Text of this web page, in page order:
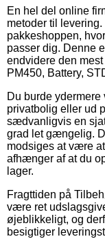
En hel del online
metoder til
pakkeshoppen,
passer dig. Denne
endvidere den
PM450, Battery,
Du burde
privatbolig eller ud
sædvanligvis en
grad let gængelig.
modsiges at være
afhænger af at du
lager.
Fragttiden på
være ret
øjeblikkeligt, og
besigtiger